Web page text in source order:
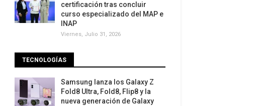
certificación tras concluir
curso especializado del MAP e
INAP
Viernes, Julio 31, 2026
TECNOLOGÍAS
Samsung lanza los Galaxy Z
Fold8 Ultra, Fold8, Flip8 y la
nueva generación de Galaxy